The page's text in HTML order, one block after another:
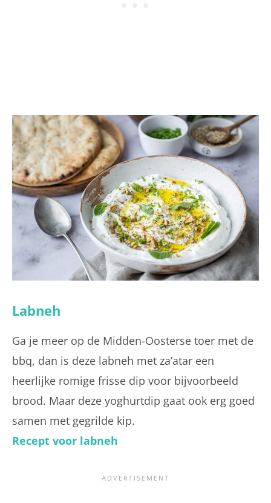
Labneh
Ga je meer op de Midden-Oosterse toer met de
bbq, dan is deze labneh met za’atar een
heerlijke romige frisse dip voor bijvoorbeeld
brood. Maar deze yoghurtdip gaat ook erg goed
samen met gegrilde kip.
Recept voor labneh